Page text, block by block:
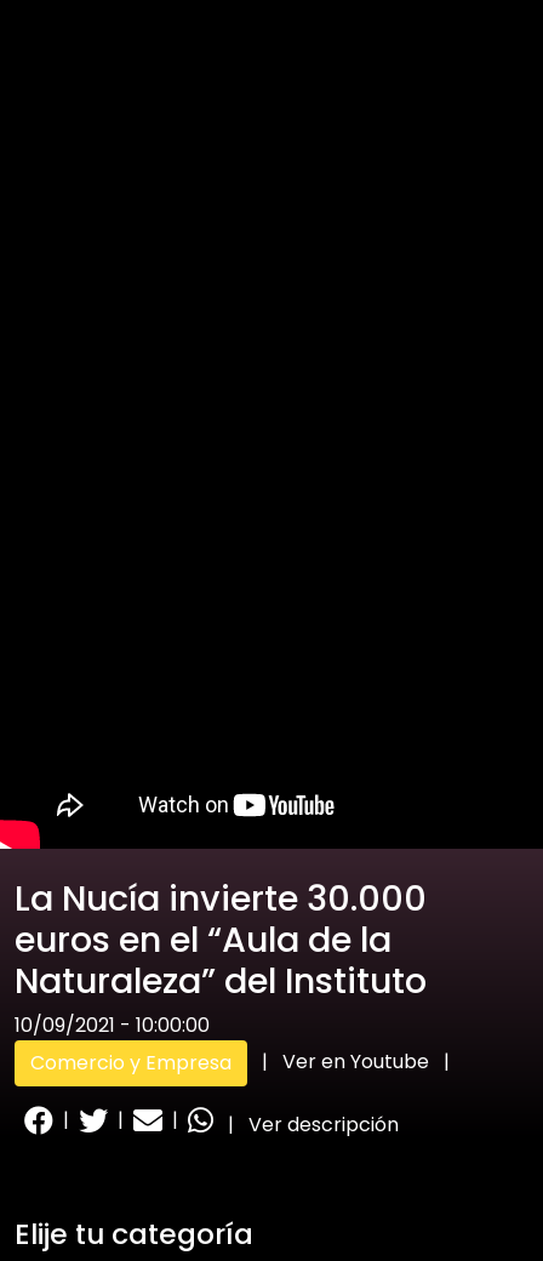
La Nucía invierte 30.000
euros en el “Aula de la
Naturaleza” del Instituto
10/09/2021 - 10:00:00
Comercio y Empresa
| Ver en Youtube |
| | | | Ver descripción
Elije tu categoría